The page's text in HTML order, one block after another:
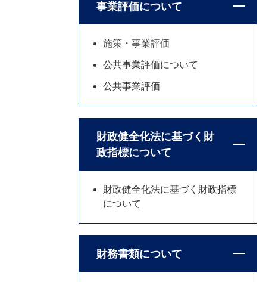
事業評価について
施策・事業評価
公共事業評価について
公共事業評価
財政健全化法に基づく財
政指標について
財政健全化法に基づく財政指標
について
財務書類について